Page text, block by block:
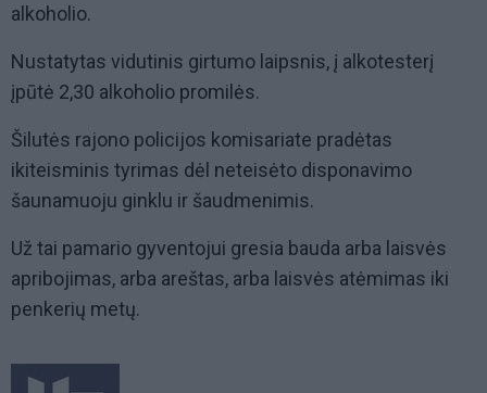
alkoholio.
Nustatytas vidutinis girtumo laipsnis, į alkotesterį
įpūtė 2,30 alkoholio promilės.
Šilutės rajono policijos komisariate pradėtas
ikiteisminis tyrimas dėl neteisėto disponavimo
šaunamuoju ginklu ir šaudmenimis.
Už tai pamario gyventojui gresia bauda arba laisvės
apribojimas, arba areštas, arba laisvės atėmimas iki
penkerių metų.